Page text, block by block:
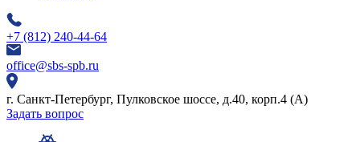
+7 (812) 240-44-64
office@sbs-spb.ru
г. Санкт-Петербург, Пулковское шоссе, д.40, корп.4 (А)
Задать вопрос